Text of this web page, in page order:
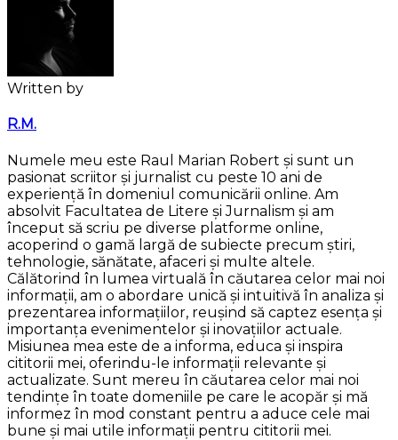
Written by
R.M.
Numele meu este Raul Marian Robert și sunt un
pasionat scriitor și jurnalist cu peste 10 ani de
experiență în domeniul comunicării online. Am
absolvit Facultatea de Litere și Jurnalism și am
început să scriu pe diverse platforme online,
acoperind o gamă largă de subiecte precum știri,
tehnologie, sănătate, afaceri și multe altele.
Călătorind în lumea virtuală în căutarea celor mai noi
informații, am o abordare unică și intuitivă în analiza și
prezentarea informațiilor, reușind să captez esența și
importanța evenimentelor și inovațiilor actuale.
Misiunea mea este de a informa, educa și inspira
cititorii mei, oferindu-le informații relevante și
actualizate. Sunt mereu în căutarea celor mai noi
tendințe în toate domeniile pe care le acopăr și mă
informez în mod constant pentru a aduce cele mai
bune și mai utile informații pentru cititorii mei.